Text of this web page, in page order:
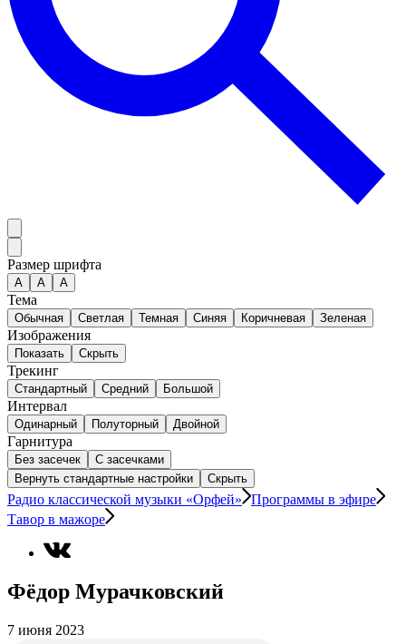
Размер шрифта
А A A
Тема
Обычная Светлая Темная Синяя Коричневая Зеленая
Изображения
Показать Скрыть
Трекинг
Стандартный Средний Большой
Интервал
Одинарный Полуторный Двойной
Гарнитура
Без засечек
С засечками
Вернуть стандартные настройки
Скрыть
Радио классической музыки «Орфей»
Программы в эфире
Тавор в мажоре
Фёдор Мурачковский
7 июня 2023